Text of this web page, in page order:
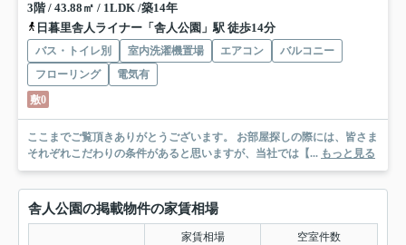
3階 / 43.88㎡ / 1LDK /築14年
日暮里舎人ライナー「舎人公園」駅 徒歩14分
バス・トイレ別 室内洗濯機置場 エアコン
バルコニー
フローリング
電気有
敷0
ここまでご覧頂きありがとうございます。 お部屋探しの際には、皆さま
それぞれこだわりの条件があると思いますが、当社では【... もっと見る
舎人公園の掲載物件の家賃相場
家賃相場 空室件数